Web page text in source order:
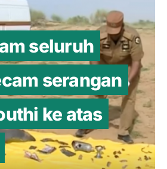
seluruh
serangan
ke atas